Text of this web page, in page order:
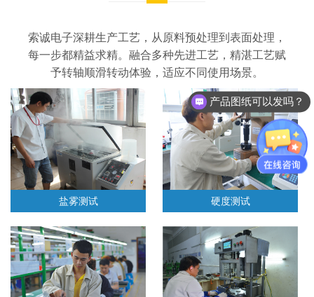
索诚电子深耕生产工艺，从原料预处理到表面处理，
每一步都精益求精。融合多种先进工艺，精湛工艺赋
予转轴顺滑转动体验，适应不同使用场景。
盐雾测试 硬度测试
产品图纸可以发吗？